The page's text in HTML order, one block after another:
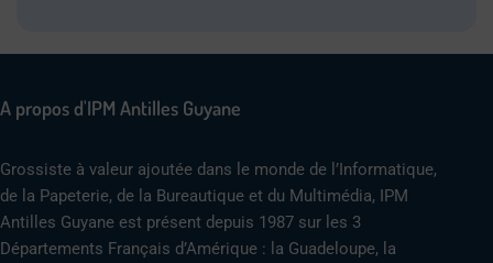
A propos d'IPM Antilles Guyane
Grossiste à valeur ajoutée dans le monde de l’Informatique,
de la Papeterie, de la Bureautique et du Multimédia, IPM
Antilles Guyane est présent depuis 1987 sur les 3
Départements Français d’Amérique : la Guadeloupe, la